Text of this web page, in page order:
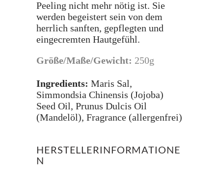
Peeling nicht mehr nötig ist. Sie
werden begeistert sein von dem
herrlich sanften, gepflegten und
eingecremten Hautgefühl.
Größe/Maße/Gewicht: 250g
Ingredients: Maris Sal,
Simmondsia Chinensis (Jojoba)
Seed Oil, Prunus Dulcis Oil
(Mandelöl), Fragrance (allergenfrei)
HERSTELLERINFORMATIONE
N